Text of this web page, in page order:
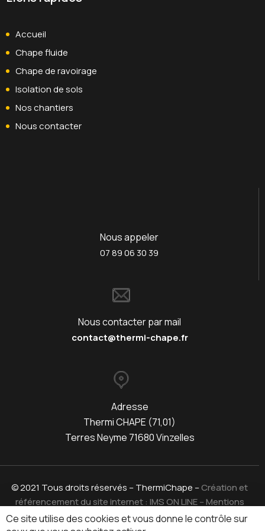
Accueil
Chape fluide
Chape de ravoirage
Isolation de sols
Nos chantiers
Nous contacter
Nous appeler
07 89 06 30 39
Nous contacter par mail
contact@thermi-chape.fr
Adresse
Thermi CHAPE (71,01)
Terres Neyme 71680 Vinzelles
© 2021 Tous droits réservés – ThermiChape –Création et
référencement du site internet : IMS ON LINE–Mentions
Légales
Ce site utilise des cookies et vous donne le contrôle sur